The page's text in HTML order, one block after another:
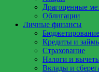
Драгоценные
Облигации
Личные финансы
Кредиты и
Страхование
Налоги и
Вклады и